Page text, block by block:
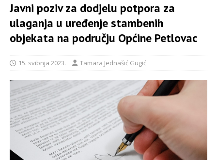
Javni poziv za dodjelu potpora za
ulaganja u uređenje stambenih
objekata na području Općine Petlovac
15. svibnja 2023. Tamara Jednašić Gugić